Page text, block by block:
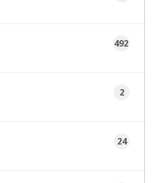
492
2
24